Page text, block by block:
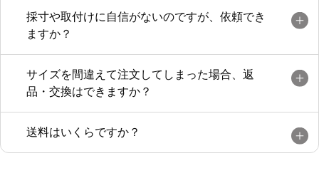
採寸や取付けに自信がないのですが、依頼でき
ますか？
サイズを間違えて注文してしまった場合、返
品・交換はできますか？
送料はいくらですか？